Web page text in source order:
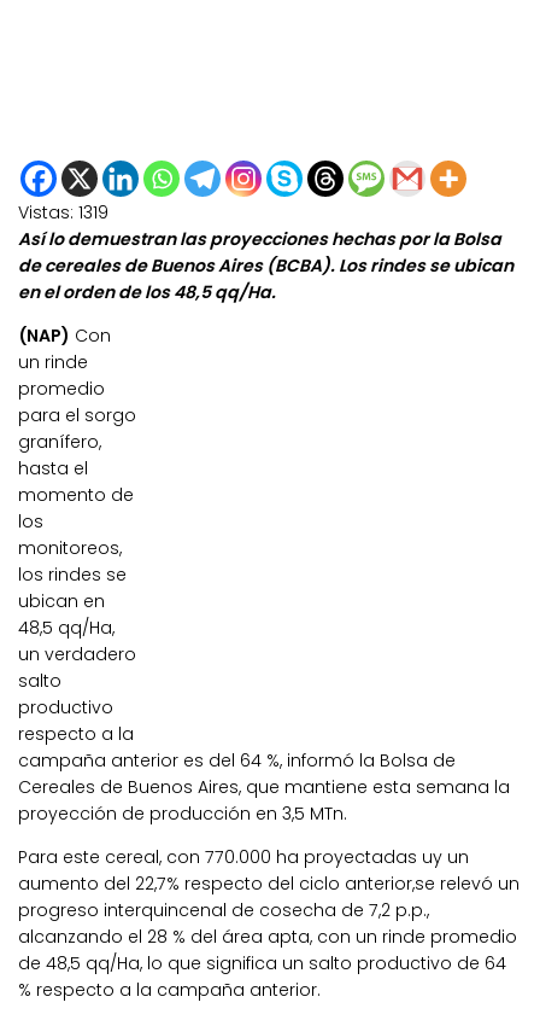
Vistas: 1319
Así lo demuestran las proyecciones hechas por la Bolsa
de cereales de Buenos Aires (BCBA). Los rindes se ubican
en el orden de los 48,5 qq/Ha.
(NAP) Con
un rinde
promedio
para el sorgo
granífero,
hasta el
momento de
los
monitoreos,
los rindes se
ubican en
48,5 qq/Ha,
un verdadero
salto
productivo
respecto a la
campaña anterior es del 64 %, informó la Bolsa de
Cereales de Buenos Aires, que mantiene esta semana la
proyección de producción en 3,5 MTn.
Para este cereal, con 770.000 ha proyectadas uy un
aumento del 22,7% respecto del ciclo anterior,se relevó un
progreso interquincenal de cosecha de 7,2 p.p.,
alcanzando el 28 % del área apta, con un rinde promedio
de 48,5 qq/Ha, lo que significa un salto productivo de 64
% respecto a la campaña anterior.